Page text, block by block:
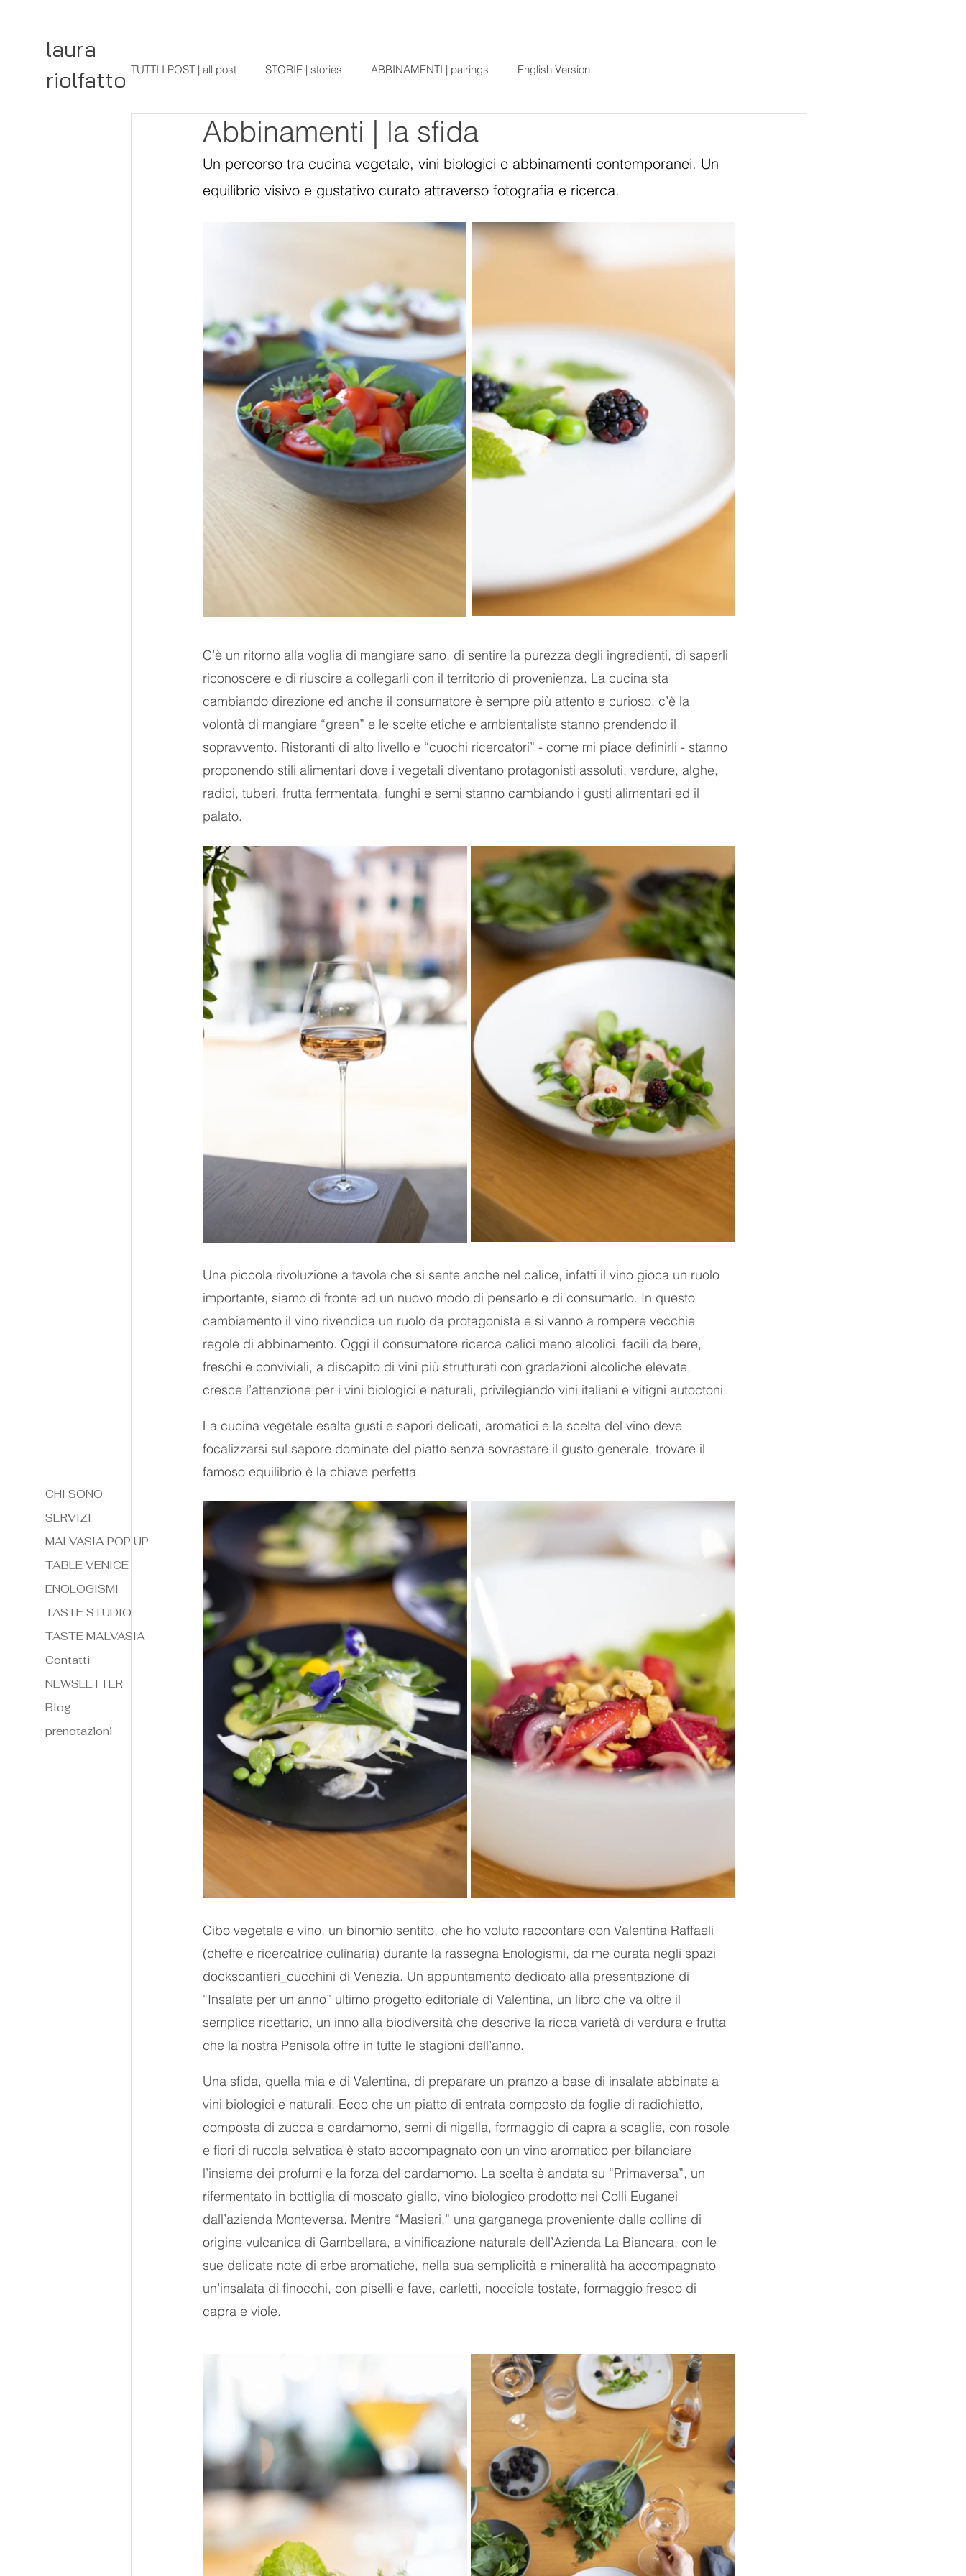
laura
riolfatto
CHI SONO
SERVIZI
MALVASIA POP UP
TABLE VENICE
ENOLOGISMI
TASTE STUDIO
TASTE MALVASIA
Contatti
NEWSLETTER
Blog
prenotazioni
TUTTI I POST | all post STORIE | stories ABBINAMENTI | pairings English Version
Abbinamenti | la sfida
Un percorso tra cucina vegetale, vini biologici e abbinamenti contemporanei. Un
equilibrio visivo e gustativo curato attraverso fotografia e ricerca.
C’è un ritorno alla voglia di mangiare sano, di sentire la purezza degli ingredienti, di saperli
riconoscere e di riuscire a collegarli con il territorio di provenienza. La cucina sta
cambiando direzione ed anche il consumatore è sempre più attento e curioso, c’è la
volontà di mangiare “green” e le scelte etiche e ambientaliste stanno prendendo il
sopravvento. Ristoranti di alto livello e “cuochi ricercatori” - come mi piace definirli - stanno
proponendo stili alimentari dove i vegetali diventano protagonisti assoluti, verdure, alghe,
radici, tuberi, frutta fermentata, funghi e semi stanno cambiando i gusti alimentari ed il
palato.
Una piccola rivoluzione a tavola che si sente anche nel calice, infatti il vino gioca un ruolo
importante, siamo di fronte ad un nuovo modo di pensarlo e di consumarlo. In questo
cambiamento il vino rivendica un ruolo da protagonista e si vanno a rompere vecchie
regole di abbinamento. Oggi il consumatore ricerca calici meno alcolici, facili da bere,
freschi e conviviali, a discapito di vini più strutturati con gradazioni alcoliche elevate,
cresce l’attenzione per i vini biologici e naturali, privilegiando vini italiani e vitigni autoctoni.
La cucina vegetale esalta gusti e sapori delicati, aromatici e la scelta del vino deve
focalizzarsi sul sapore dominate del piatto senza sovrastare il gusto generale, trovare il
famoso equilibrio è la chiave perfetta.
Cibo vegetale e vino, un binomio sentito, che ho voluto raccontare con Valentina Raffaeli
(cheffe e ricercatrice culinaria) durante la rassegna Enologismi, da me curata negli spazi
dockscantieri_cucchini di Venezia. Un appuntamento dedicato alla presentazione di
“Insalate per un anno” ultimo progetto editoriale di Valentina, un libro che va oltre il
semplice ricettario, un inno alla biodiversità che descrive la ricca varietà di verdura e frutta
che la nostra Penisola offre in tutte le stagioni dell’anno.
Una sfida, quella mia e di Valentina, di preparare un pranzo a base di insalate abbinate a
vini biologici e naturali. Ecco che un piatto di entrata composto da foglie di radichietto,
composta di zucca e cardamomo, semi di nigella, formaggio di capra a scaglie, con rosole
e fiori di rucola selvatica è stato accompagnato con un vino aromatico per bilanciare
l’insieme dei profumi e la forza del cardamomo. La scelta è andata su “Primaversa”, un
rifermentato in bottiglia di moscato giallo, vino biologico prodotto nei Colli Euganei
dall’azienda Monteversa. Mentre “Masieri,” una garganega proveniente dalle colline di
origine vulcanica di Gambellara, a vinificazione naturale dell’Azienda La Biancara, con le
sue delicate note di erbe aromatiche, nella sua semplicità e mineralità ha accompagnato
un’insalata di finocchi, con piselli e fave, carletti, nocciole tostate, formaggio fresco di
capra e viole.